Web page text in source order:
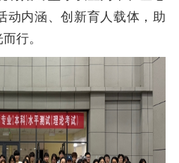
动内涵、创新育人载体，助
行。